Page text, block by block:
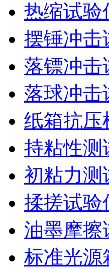
热缩试验
摆锤冲击
落镖冲击
落球冲击
纸箱抗压
持粘性测
初粘力测
揉搓试验
油墨摩擦
标准光源